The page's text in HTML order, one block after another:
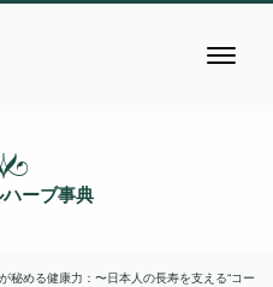
ーブ事典
秘める健康力：〜日本人の長寿を支える“コー